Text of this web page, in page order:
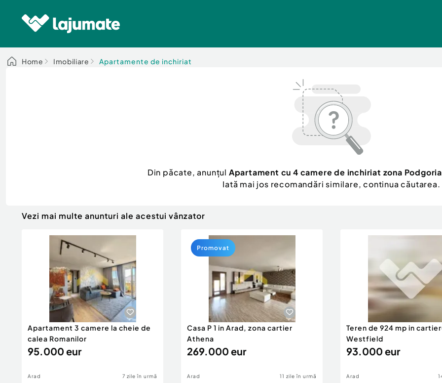
Home Imobiliare Apartamente de inchiriat
Din păcate, anunțul Apartament cu 4 camere de inchiriat zona Podgoria
Iată mai jos recomandări similare, continua căutarea.
Vezi mai multe anunturi ale acestui vânzator
Apartament 3 camere la cheie de
calea Romanilor
95.000 eur
Arad 7 zile în urmă
Casa P 1 in Arad, zona cartier
Athena
269.000 eur
Arad 11 zile în urmă
Promovat
Teren de 924 mp in
Westfield
93.000 eur
Arad